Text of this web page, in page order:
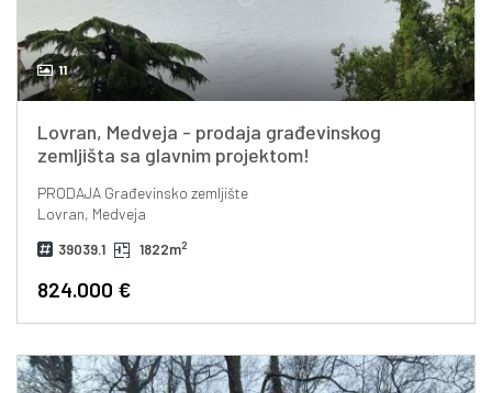
11
Lovran, Medveja - prodaja građevinskog
zemljišta sa glavnim projektom!
PRODAJAGrađevinsko zemljište
Lovran, Medveja
39039.1 1822m2
824.000 €